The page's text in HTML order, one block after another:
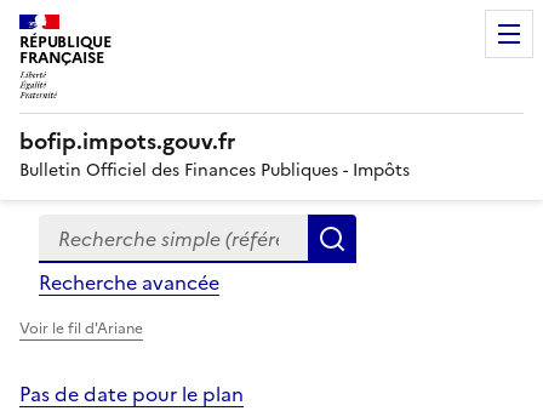
RÉPUBLIQUE
FRANÇAISE
bofip.impots.gouv.fr
Bulletin Officiel des Finances Publiques - Impôts
Formulaire
de
recherche
Recherche simple (références, mots clés, partie du
Recherche avancée
Voir le fil d'Ariane
Pas de date pour le plan